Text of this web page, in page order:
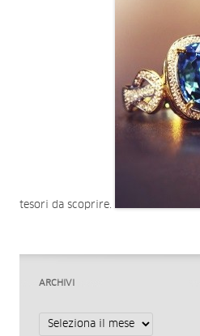
tesori da scoprire.
ARCHIVI
Archivi